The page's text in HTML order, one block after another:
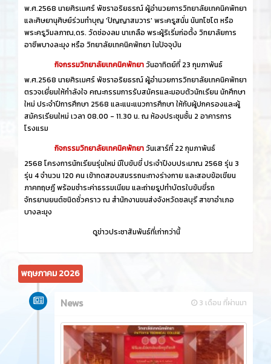
พ.ศ.2568 นายศิรเมศร์ พัชราอริยธรณ์ ผู้อำนวยการวิทยาลัยเทคนิคพัทยา
และศิษยานุศิษย์ร่วมทำบุญ 'ปัญญาสมวาร' พระครูสนั่น นันทโชโต หรือ
พระครูวิมลภาณ,ดร. วัดช่องลม นาเกลือ พระผู้ริเริ่มก่อตั้ง วิทยาลัยการ
อาชีพบางละมุง หรือ วิทยาลัยเทคนิคพัทยา ในปัจจุบัน
กิจกรรมวิทยาลัยเทคนิคพัทยาวันอาทิตย์ที่ 23 กุมภาพันธ์
พ.ศ.2568 นายศิรเมศร์ พัชราอริยธรณ์ ผู้อำนวยการวิทยาลัยเทคนิคพัทยา
ตรวจเยี่ยมให้กำลังใจ คณะกรรมการรับสมัครและมอบตัวนักเรียน นักศึกษา
ใหม่ ประจำปีการศึกษา 2568 และแนะแนวการศึกษา ให้กับผู้ปกครองและผู้
สมัครเรียนใหม่ เวลา 08.00 - 11.30 น. ณ ห้องประชุมชั้น 2 อาคารการ
โรงแรม
กิจกรรมวิทยาลัยเทคนิคพัทยาวันเสาร์ที่ 22 กุมภาพันธ์
2568 โครงการนักเรียนรุ่นใหม่ มีใบขับขี่ ประจำปีงบประมาณ 2568 รุ่น 3
รุ่น 4 จำนวน 120 คน เข้าทดสอบสมรรถนะทางร่างกาย และสอบข้อเขียน
ภาคทฤษฎี พร้อมชำระค่าธรรมเนียม และถ่ายรูปทำบัตรใบขับขี่รถ
จักรยานยนต์ชนิดชั่วคราว ณ สำนักงานขนส่งจังหวัดชลบุรี สาขาอำเภอ
บางละมุง
ดูข่าวประชาสัมพันธ์ที่เก่ากว่านี้
พฤษภาคม 2026
3 เดือน ที่ผ่านมา
News